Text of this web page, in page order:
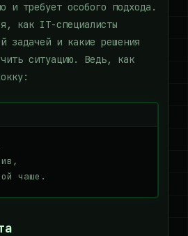
и требует особого подхода.
как IT-специалисты
задачей и какие решения
ситуацию. Ведь, как